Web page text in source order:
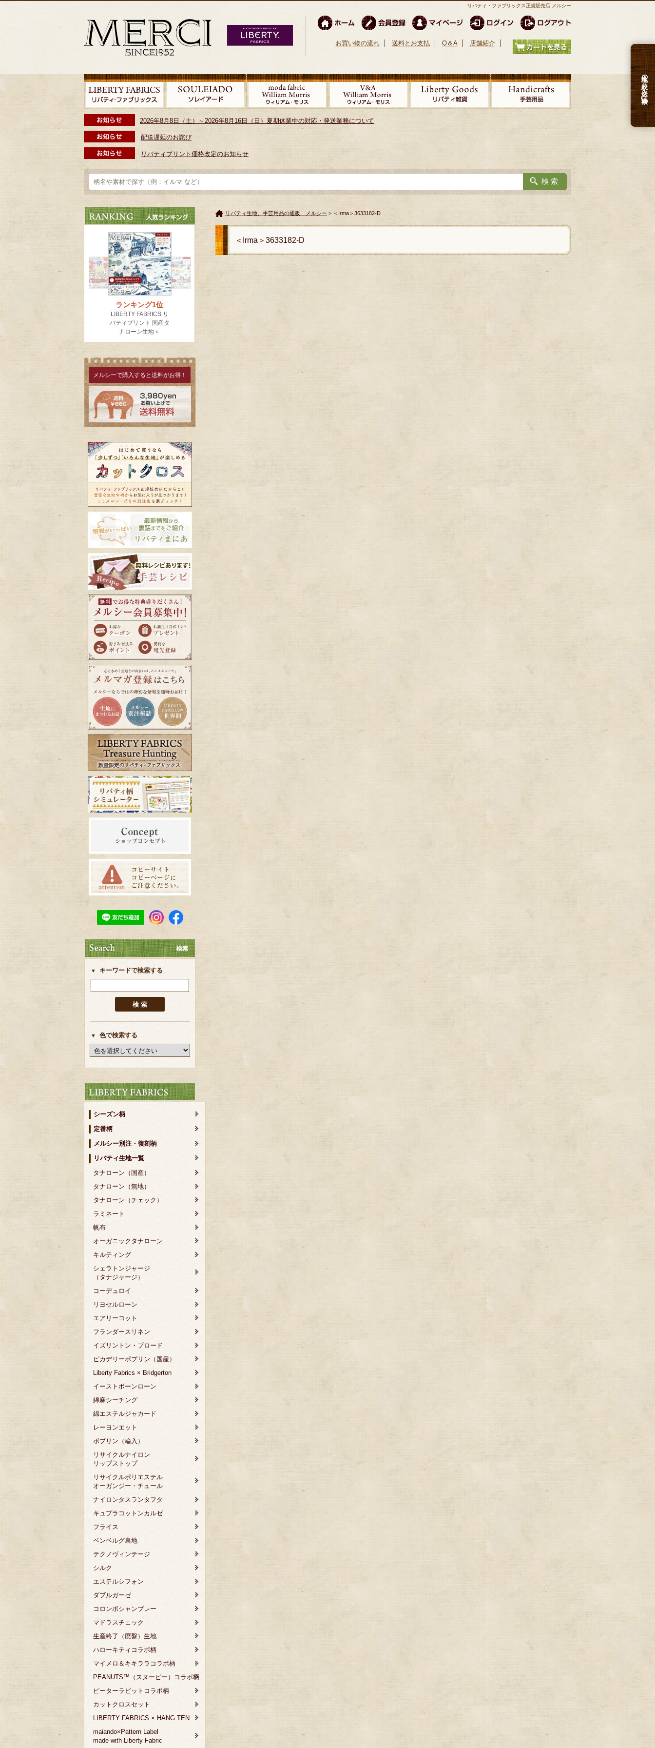
リバティ・ファブリックス正規販売店 メルシー
お買い物の流れ 送料とお支払 Q＆A 店舗紹介
2026年8月8日（土）～2026年8月16日（日）夏期休業中の対応・発送業務について
配送遅延のお詫び
リバティプリント価格改定のお知らせ
生地の絞り込み検索
メルシーで購入すると送料がお得！
キーワードで検索する
色で検索する
シーズン柄
定番柄
メルシー別注・復刻柄
リバティ生地一覧
タナローン（国産）
タナローン（無地）
タナローン（チェック）
ラミネート
帆布
オーガニックタナローン
キルティング
シェラトンジャージ
（タナジャージ）
コーデュロイ
リヨセルローン
エアリーコット
フランダースリネン
イズリントン・ブロード
ピカデリーポプリン（国産）
Liberty Fabrics × Bridgerton
イーストボーンローン
綿麻シーチング
綿エステルジャカード
レーヨンエット
ポプリン（輸入）
リサイクルナイロン
リップストップ
リサイクルポリエステル
オーガンジー・チュール
ナイロンタスランタフタ
キュプラコットンカルゼ
フライス
ベンベルグ裏地
テクノヴィンテージ
シルク
エステルシフォン
ダブルガーゼ
コロンボシャンブレー
マドラスチェック
生産終了（廃盤）生地
ハローキティコラボ柄
マイメロ＆キキララコラボ柄
PEANUTS™（スヌーピー）コラボ柄
ピーターラビットコラボ柄
カットクロスセット
LIBERTY FABRICS × HANG TEN
maiando×Pattern Label
made with Liberty Fabric
リバティ生地、手芸用品の通販 メルシー > ＜Irma＞3633182-D
＜Irma＞3633182-D